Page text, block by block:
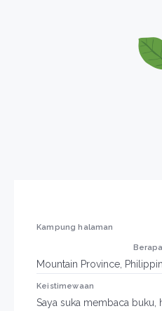
Kampung halaman
Mountain Province,
Keistimewaan
Saya suka membaca buku,